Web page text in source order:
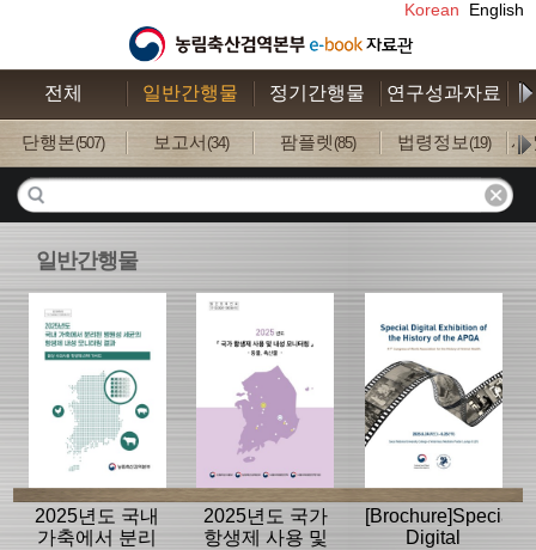
Korean English
전체 일반간행물 정기간행물 연구성과자료
단행본(507) 보고서 (34) 팜플렛 (85) 법령정보(19) 사
일반간행물
2025년도 국내
가축에서 분리
2025년도 국가
항생제 사용 및
[Brochure]Special
Digital